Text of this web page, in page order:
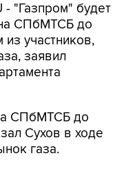
- "Газпром" будет
СПбМТСБ до
участников,
заявил
СПбМТСБ до
Сухов в ходе
газа.